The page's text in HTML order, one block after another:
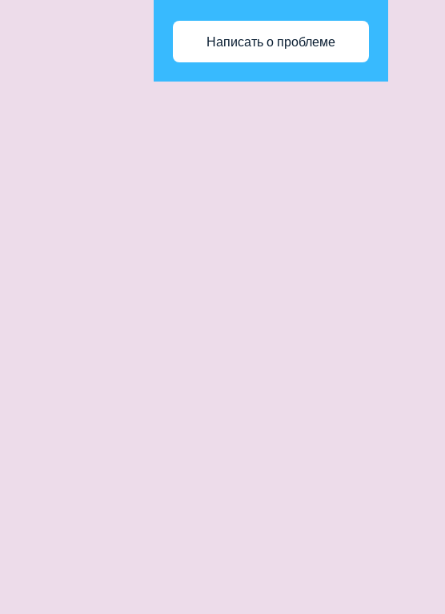
Написать о проблеме